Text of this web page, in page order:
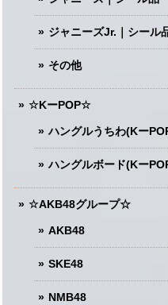
ジャニーズJr.｜シール
その他
☆KーPOP☆
ハングルうちわ(Kー
ハングルボード(Kー
☆AKB48グループ☆
AKB48
SKE48
NMB48